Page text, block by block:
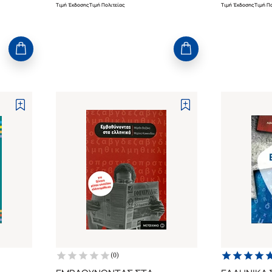
Τιμή ΈκδοσηςΤιμή Πολιτείας Τιμή ΈκδοσηςΤιμή
(0)